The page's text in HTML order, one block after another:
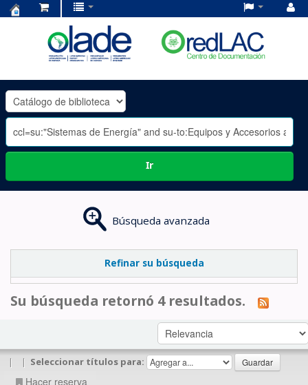
OLADE
-
Ir
Búsqueda avanzada
Refinar su búsqueda
Su búsqueda retornó 4 resultados.
| | Seleccionar títulos para:
Hacer reserva